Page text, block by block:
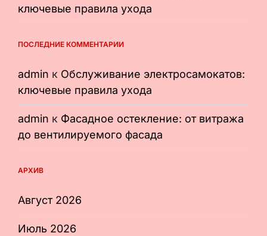
ключевые правила ухода
ПОСЛЕДНИЕ КОММЕНТАРИИ
admin к Обслуживание электросамокатов:
ключевые правила ухода
admin к Фасадное остекление: от витража
до вентилируемого фасада
АРХИВ
Август 2026
Июль 2026